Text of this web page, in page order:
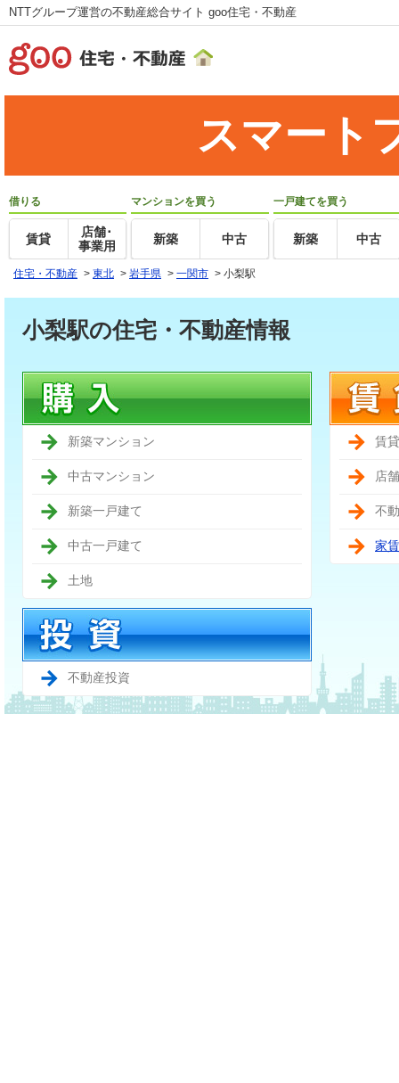
NTTグループ運営の不動産総合サイト goo住宅・不動産
スマート
借りる
賃貸
店舗･
事業用
マンションを買う
新築 中古
一戸建てを買う
新築 中古
住宅・不動産 > 東北 > 岩手県 > 一関市 > 小梨駅
小梨駅の住宅・不動産情報
新築マンション
中古マンション
新築一戸建て
中古一戸建て
土地
不動産投資
賃
店
不
家